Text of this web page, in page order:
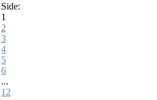
Side:
1
2
3
4
5
6
...
12